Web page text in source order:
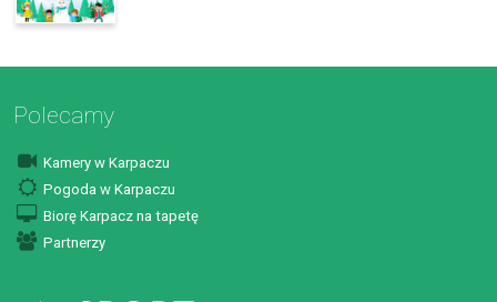
Polecamy
Kamery w Karpaczu
Pogoda w Karpaczu
Biorę Karpacz na tapetę
Partnerzy